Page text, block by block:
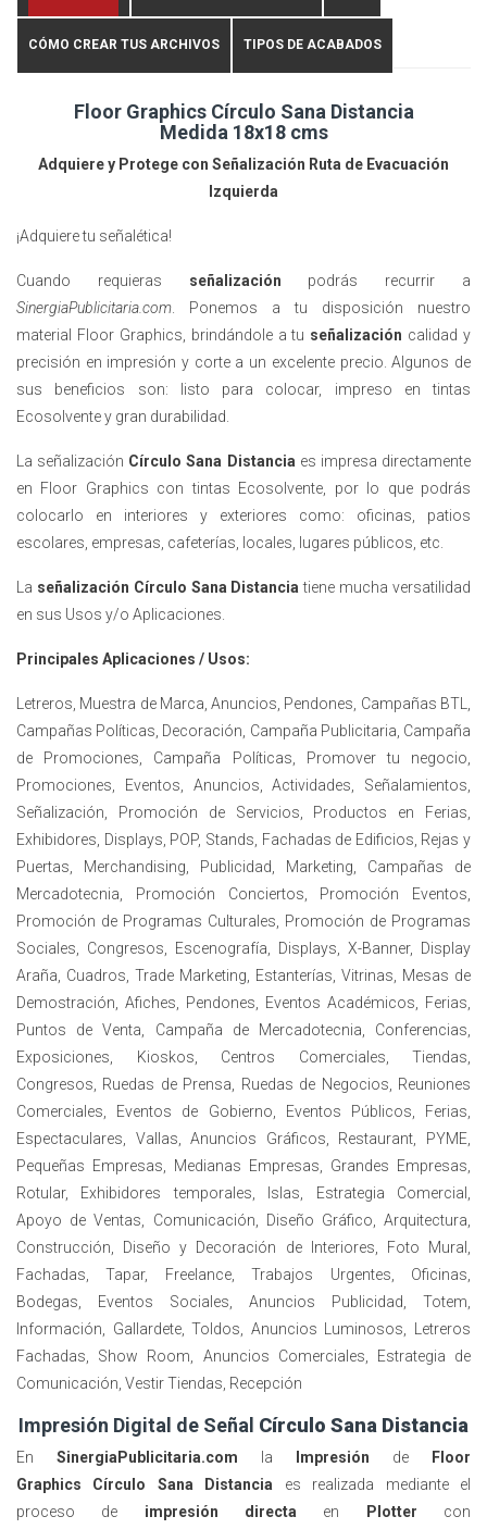
CÓMO CREAR TUS ARCHIVOS TIPOS DE ACABADOS
Floor Graphics Círculo Sana Distancia
Medida 18x18 cms
Adquiere y Protege con Señalización Ruta de Evacuación
Izquierda
¡Adquiere tu señalética!
Cuando requieras señalización podrás recurrir a
SinergiaPublicitaria.com . Ponemos a tu disposición nuestro
material Floor Graphics, brindándole a tu señalización calidad y
precisión en impresión y corte a un excelente precio. Algunos de
sus beneficios son: listo para colocar, impreso en tintas
Ecosolvente y gran durabilidad.
La señalización Círculo Sana Distancia es impresa directamente
en Floor Graphics con tintas Ecosolvente, por lo que podrás
colocarlo en interiores y exteriores como: oficinas, patios
escolares, empresas, cafeterías, locales, lugares públicos, etc.
La señalización Círculo Sana Distancia tiene mucha versatilidad
en sus Usos y/o Aplicaciones.
Principales Aplicaciones / Usos:
Letreros, Muestra de Marca, Anuncios, Pendones, Campañas BTL,
Campañas Políticas, Decoración, Campaña Publicitaria, Campaña
de Promociones, Campaña Políticas, Promover tu negocio,
Promociones, Eventos, Anuncios, Actividades, Señalamientos,
Señalización, Promoción de Servicios, Productos en Ferias,
Exhibidores, Displays, POP, Stands, Fachadas de Edificios, Rejas y
Puertas, Merchandising, Publicidad, Marketing, Campañas de
Mercadotecnia, Promoción Conciertos, Promoción Eventos,
Promoción de Programas Culturales, Promoción de Programas
Sociales, Congresos, Escenografía, Displays, X-Banner, Display
Araña, Cuadros, Trade Marketing, Estanterías, Vitrinas, Mesas de
Demostración, Afiches, Pendones, Eventos Académicos, Ferias,
Puntos de Venta, Campaña de Mercadotecnia, Conferencias,
Exposiciones, Kioskos, Centros Comerciales, Tiendas,
Congresos, Ruedas de Prensa, Ruedas de Negocios, Reuniones
Comerciales, Eventos de Gobierno, Eventos Públicos, Ferias,
Espectaculares, Vallas, Anuncios Gráficos, Restaurant, PYME,
Pequeñas Empresas, Medianas Empresas, Grandes Empresas,
Rotular, Exhibidores temporales, Islas, Estrategia Comercial,
Apoyo de Ventas, Comunicación, Diseño Gráfico, Arquitectura,
Construcción, Diseño y Decoración de Interiores, Foto Mural,
Fachadas, Tapar, Freelance, Trabajos Urgentes, Oficinas,
Bodegas, Eventos Sociales, Anuncios Publicidad, Totem,
Información, Gallardete, Toldos, Anuncios Luminosos, Letreros
Fachadas, Show Room, Anuncios Comerciales, Estrategia de
Comunicación, Vestir Tiendas, Recepción
Impresión Digital de Señal Círculo Sana Distancia
En SinergiaPublicitaria.com la Impresión de Floor
Graphics Círculo Sana Distancia
es realizada mediante el
proceso de impresión directa en Plotter con